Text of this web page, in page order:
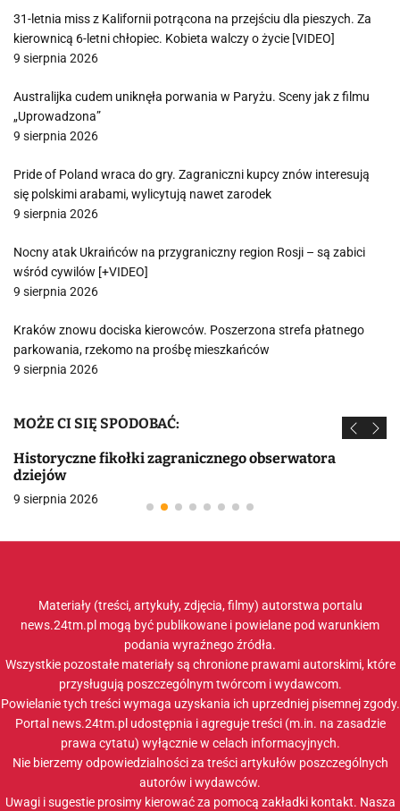
31-letnia miss z Kalifornii potrącona na przejściu dla pieszych. Za
kierownicą 6-letni chłopiec. Kobieta walczy o życie [VIDEO]
9 sierpnia 2026
Australijka cudem uniknęła porwania w Paryżu. Sceny jak z filmu
„Uprowadzona”
9 sierpnia 2026
Pride of Poland wraca do gry. Zagraniczni kupcy znów interesują
się polskimi arabami, wylicytują nawet zarodek
9 sierpnia 2026
Nocny atak Ukraińców na przygraniczny region Rosji – są zabici
wśród cywilów [+VIDEO]
9 sierpnia 2026
Kraków znowu dociska kierowców. Poszerzona strefa płatnego
parkowania, rzekomo na prośbę mieszkańców
9 sierpnia 2026
MOŻE CI SIĘ SPODOBAĆ:
Historyczne fikołki zagranicznego obserwatora
dziejów
9 sierpnia 2026
Materiały (treści, artykuły, zdjęcia, filmy) autorstwa portalu
news.24tm.pl mogą być publikowane i powielane pod warunkiem
podania wyraźnego źródła.
Wszystkie pozostałe materiały są chronione prawami autorskimi, które
przysługują poszczególnym twórcom i wydawcom.
Powielanie tych treści wymaga uzyskania ich uprzedniej pisemnej zgody.
Portal news.24tm.pl udostępnia i agreguje treści (m.in. na zasadzie
prawa cytatu) wyłącznie w celach informacyjnych.
Nie bierzemy odpowiedzialności za treści artykułów poszczególnych
autorów i wydawców.
Uwagi i sugestie prosimy kierować za pomocą zakładki kontakt. Nasza